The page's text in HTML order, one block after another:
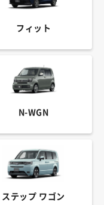
フィット
N-WGN
ステップ ワゴン